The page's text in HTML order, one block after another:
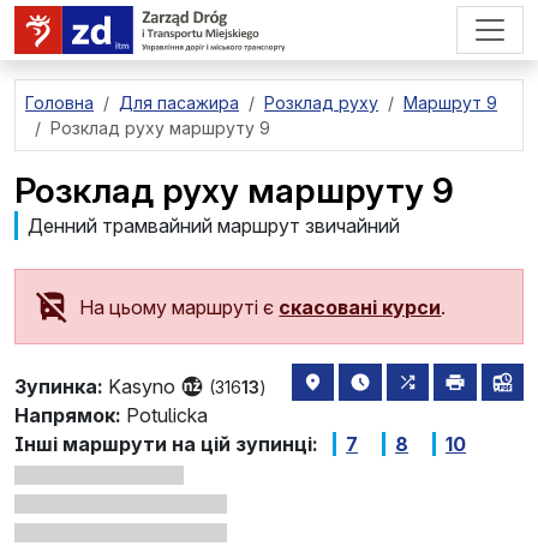
перейти до основного вмісту
Головна Для пасажира Розклад руху
Маршрут 9
Розклад руху маршруту 9
Розклад руху маршруту 9
Денний трамвайний маршрут звичайний
На цьому маршруті є скасовані курси.
Зупинка: Kasyno (31613) розташування зупинки на
найближчі
всі
Напрямок: Potulicka
Інші маршрути на цій зупинці:
7 8 10